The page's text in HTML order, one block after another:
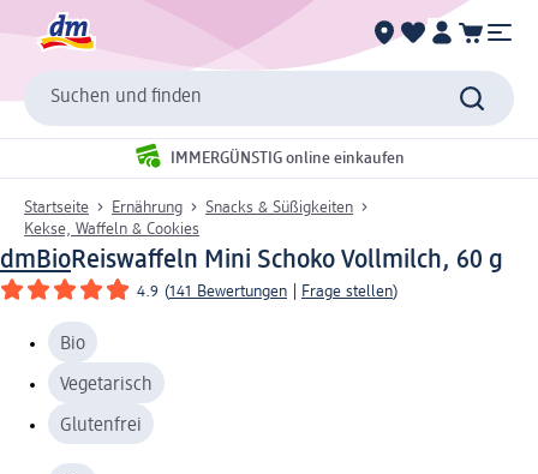
Suchen und finden
IMMERGÜNSTIG online einkaufen
Startseite Ernährung
Snacks & Süßigkeiten
Kekse, Waffeln & Cookies
dmBioReiswaffeln Mini Schoko Vollmilch, 60 g
4.9 (141 Bewertungen Frage stellen)
Bio
Vegetarisch
Glutenfrei